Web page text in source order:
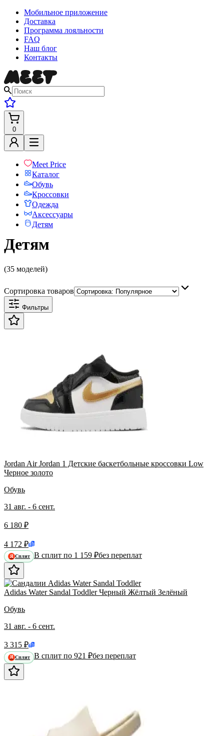
Мобильное приложение
Доставка
Программа лояльности
FAQ
Наш блог
Контакты
0
Meet Price
Каталог
Обувь
Кроссовки
Одежда
Аксессуары
Детям
Детям
(35 моделей)
Сортировка товаров
Фильтры
Jordan Air Jordan 1 Детские баскетбольные кроссовки Low
Черное золото
Обувь
31 авг. - 6 сент.
6 180 ₽
4 172 ₽
Я Сплит В сплит по 1 159 ₽без переплат
Adidas Water Sandal Toddler Черный Жёлтый Зелёный
Обувь
31 авг. - 6 сент.
3 315 ₽
Я Сплит В сплит по 921 ₽без переплат